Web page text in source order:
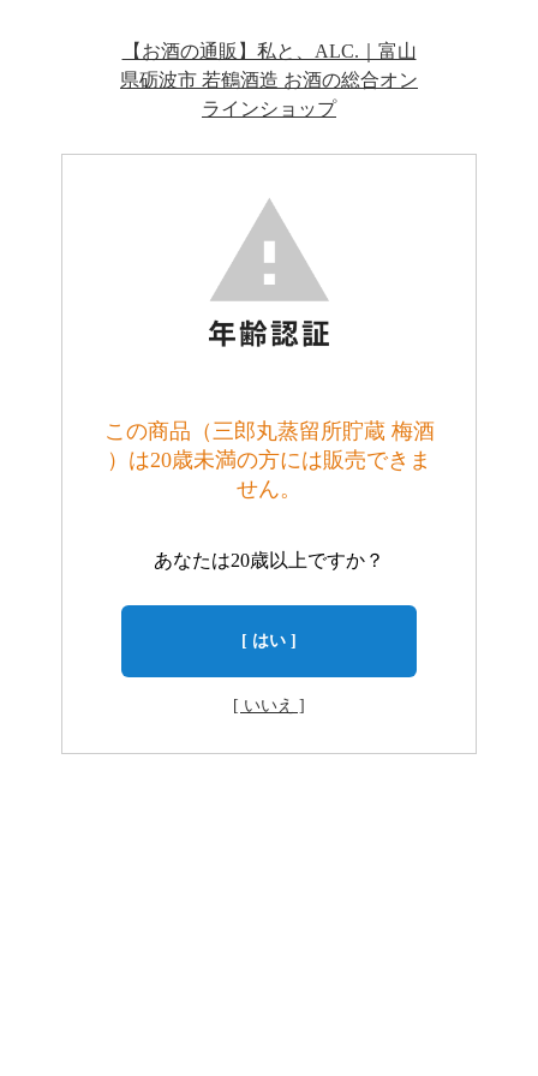
【お酒の通販】私と、ALC.｜富山
県砺波市 若鶴酒造 お酒の総合オン
ラインショップ
この商品（三郎丸蒸留所貯蔵 梅酒
）は20歳未満の方には販売できま
せん。
あなたは20歳以上ですか？
[ はい ]
[ いいえ ]